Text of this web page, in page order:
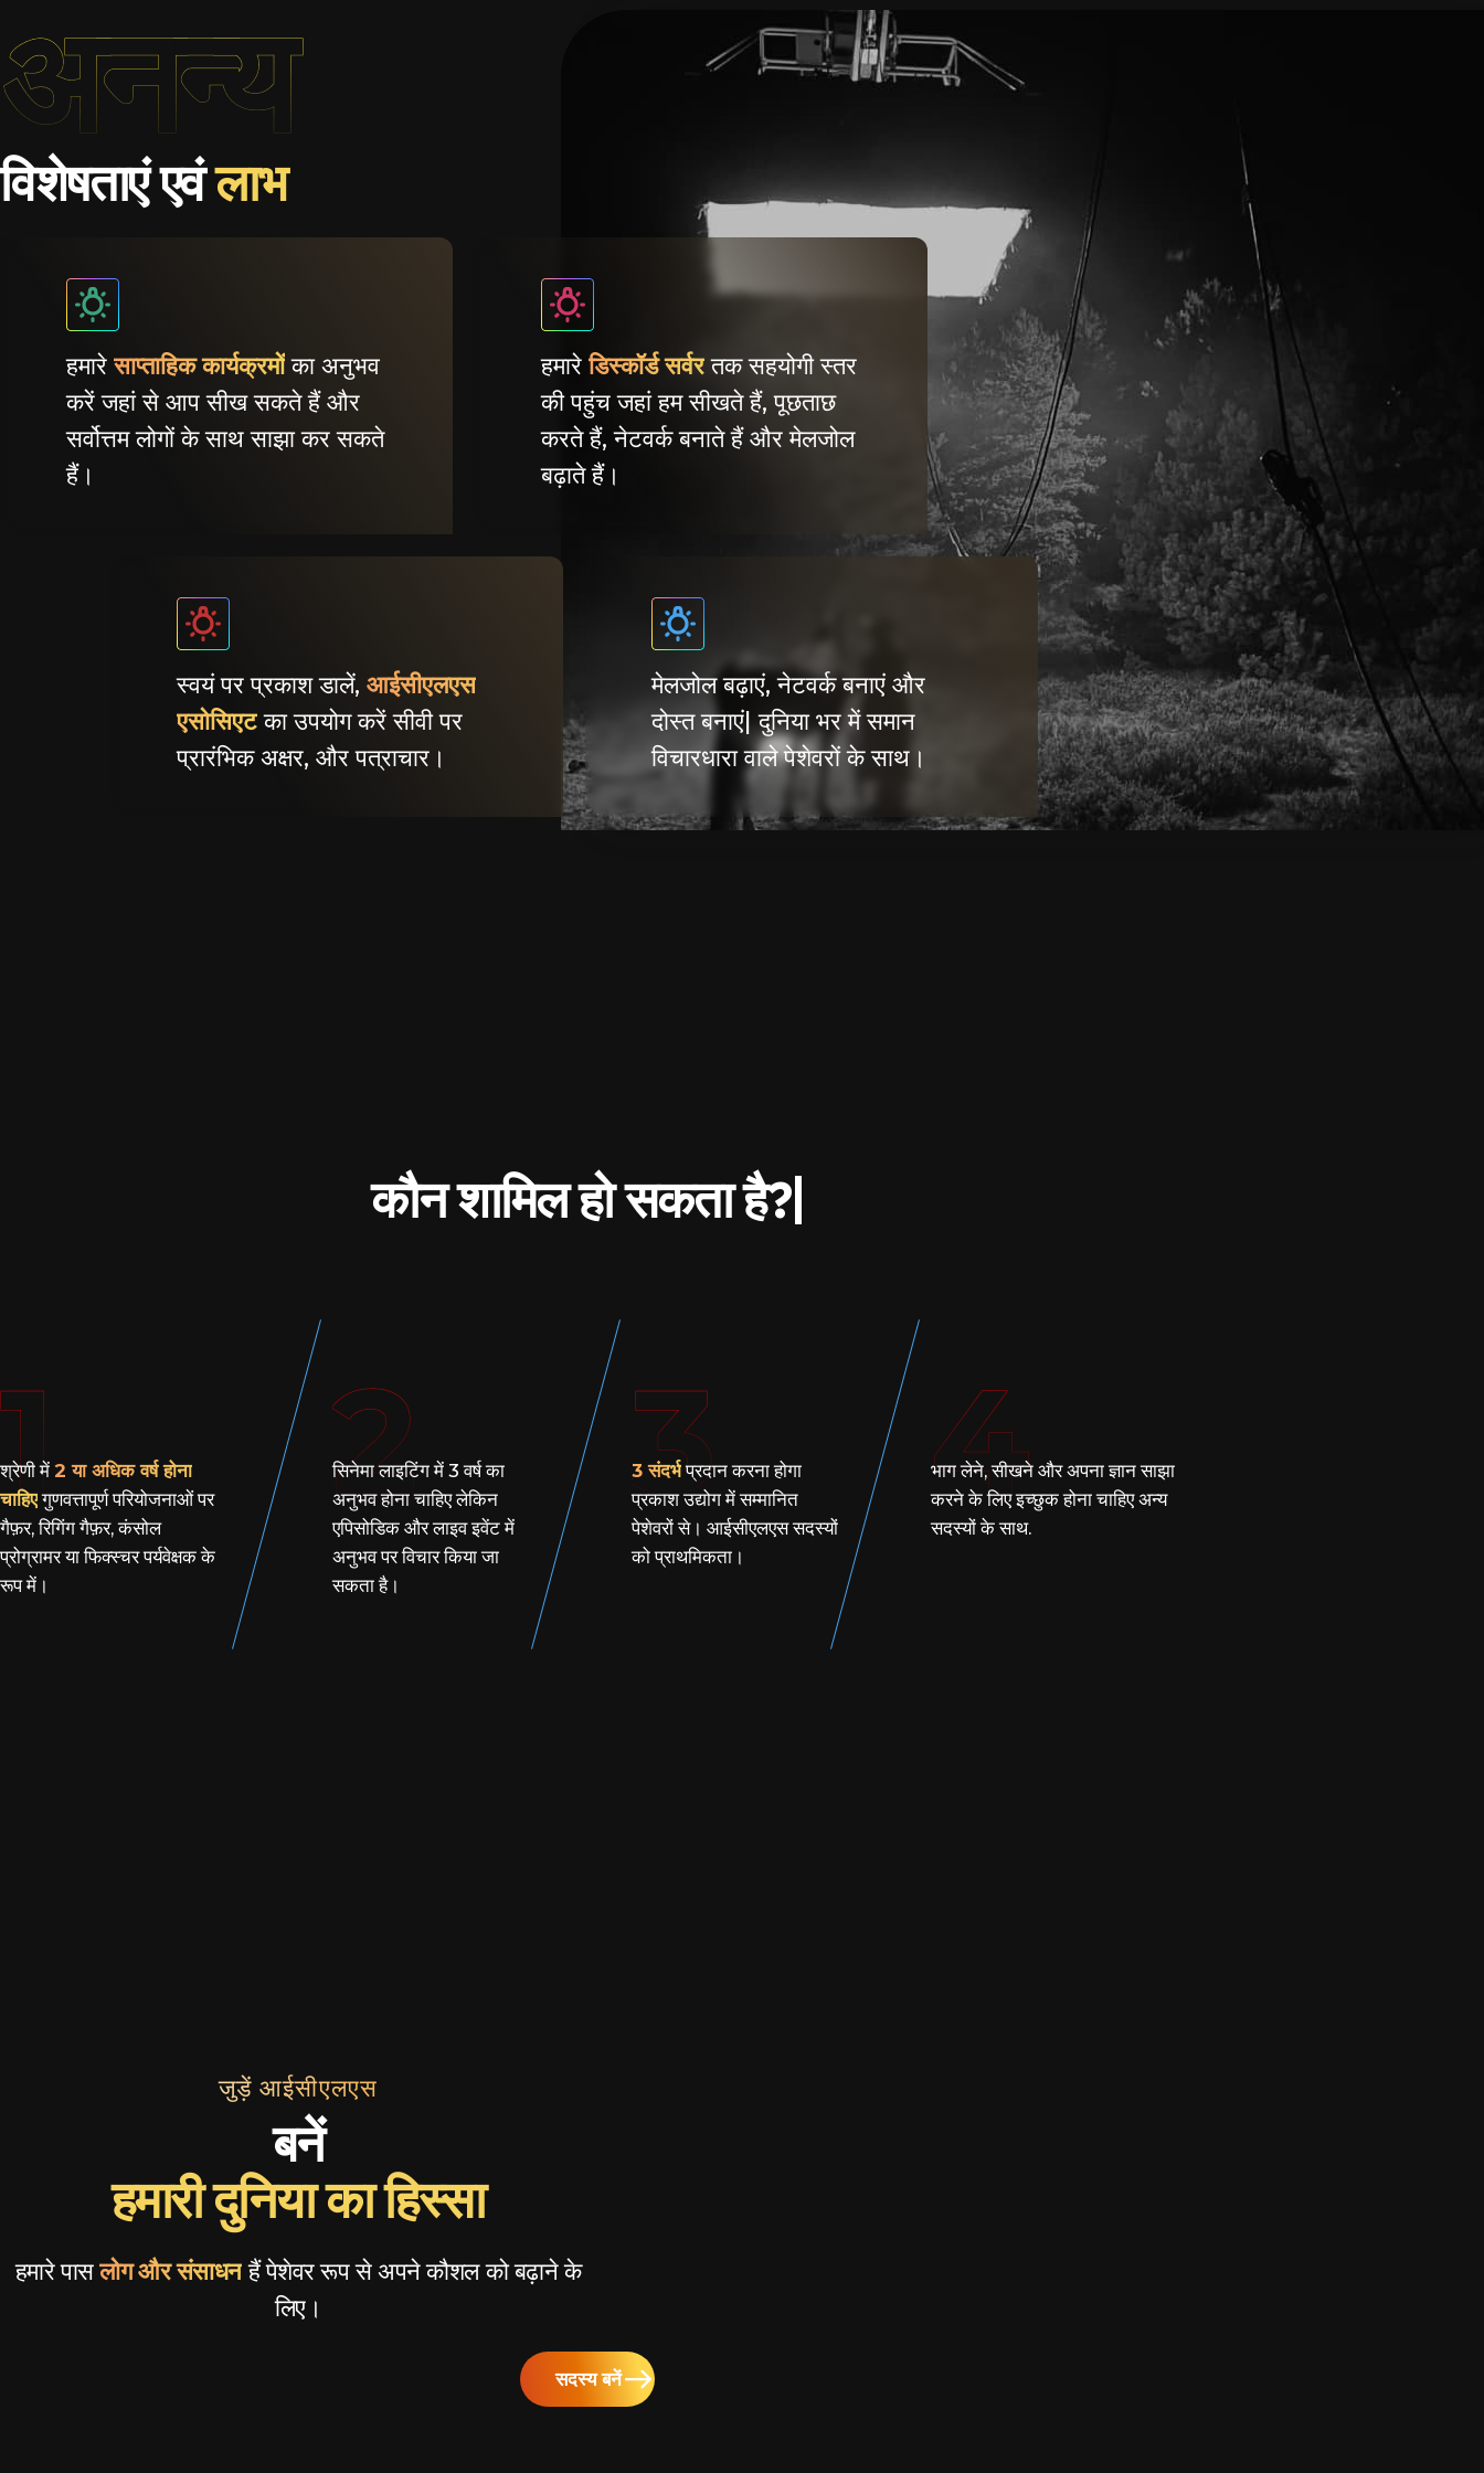
अनन्य
विशेषताएं एवंलाभ
हमारे साप्ताहिक कार्यक्रमोंका अनुभव
करें जहां से आप सीख सकते हैं और
सर्वोत्तम लोगों के साथ साझा कर सकते
हैं।
हमारे डिस्कॉर्ड सर्वरतक सहयोगी स्तर
की पहुंच जहां हम सीखते हैं, पूछताछ
करते हैं, नेटवर्क बनाते हैं और मेलजोल
बढ़ाते हैं।
स्वयं पर प्रकाश डालें, आईसीएलएस
एसोसिएटका उपयोग करें सीवी पर
प्रारंभिक अक्षर, और पत्राचार।
मेलजोल बढ़ाएं, नेटवर्क बनाएं और
दोस्त बनाएं| दुनिया भर में समान
विचारधारा वाले पेशेवरों के साथ।
कौन शामिल हो सकता है?|
1
श्रेणी में 2 या अधिक वर्ष होना
चाहिएगुणवत्तापूर्ण परियोजनाओं पर
गैफ़र, रिगिंग गैफ़र, कंसोल
प्रोग्रामर या फिक्स्चर पर्यवेक्षक के
रूप में।
2
सिनेमा लाइटिंग में 3 वर्ष का
अनुभव होना चाहिए लेकिन
एपिसोडिक और लाइव इवेंट में
अनुभव पर विचार किया जा
सकता है।
3
3 संदर्भप्रदान करना होगा
प्रकाश उद्योग में सम्मानित
पेशेवरों से। आईसीएलएस सदस्यों
को प्राथमिकता।
4
भाग लेने, सीखने और अपना ज्ञान साझा
करने के लिए इच्छुक होना चाहिए अन्य
सदस्यों के साथ.
जुड़ेंआईसीएलएस
बनें
हमारी दुनिया का हिस्सा
हमारे पासलोग और संसाधनहैं पेशेवर रूप से अपने कौशल को बढ़ाने के
लिए।
सदस्य बनें